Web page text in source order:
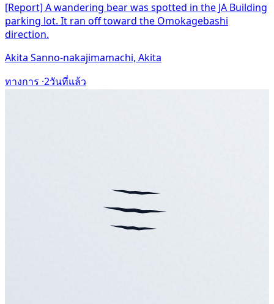
[Report] A wandering bear was spotted in the JA Building
parking lot. It ran off toward the Omokagebashi
direction.
Akita Sanno-nakajimamachi, Akita
ทางการ ·2วันที่แล้ว